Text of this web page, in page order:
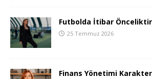
Futbolda İtibar Önceliktir
25 Temmuz 2026
Finans Yönetimi